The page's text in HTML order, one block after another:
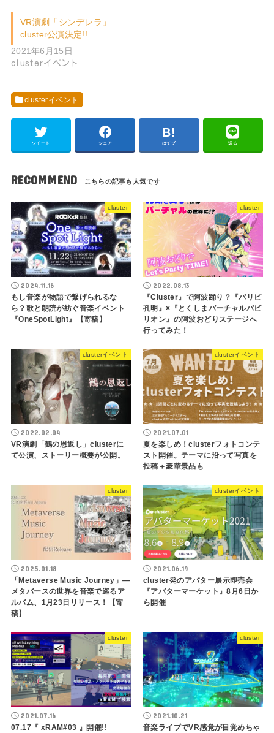
VR演劇「シンデレラ」
cluster公演決定!!
2021年6月15日
clusterイベント
clusterイベント
ツイート シェア はてブ 送る
RECOMMEND
cluster
2024.11.16
もし音楽が物語で繋げられるな
ら？歌と朗読が紡ぐ音楽イベント
『OneSpotLight』【寄稿】
cluster
2022.08.13
『Cluster』で阿波踊り？『パリピ
孔明』×『とくしまバーチャルパビ
リオン』の阿波おどりステージへ
行ってみた！
clusterイベント
2022.02.04
VR演劇「鶴の恩返し」clusterに
て公演、ストーリー概要が公開。
clusterイベント
2021.07.01
夏を楽しめ！clusterフォトコンテ
スト開催。テーマに沿って写真を
投稿＋豪華景品も
cluster
2025.01.18
「Metaverse Music Journey」—
メタバースの世界を音楽で巡るア
ルバム、1月23日リリース！【寄
稿】
clusterイベント
2021.06.19
cluster発のアバター展示即売会
『アバターマーケット』8月6日か
ら開催
cluster
2021.07.16
07.17『 xRAM#03 』開催!!
cluster
2021.10.21
音楽ライブでVR感覚が目覚めちゃ